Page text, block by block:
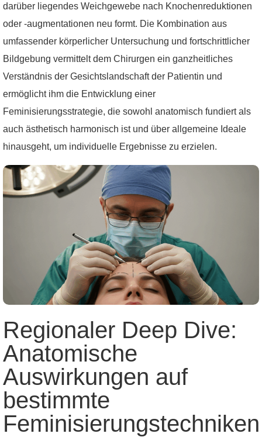
darüber liegendes Weichgewebe nach Knochenreduktionen
oder -augmentationen neu formt. Die Kombination aus
umfassender körperlicher Untersuchung und fortschrittlicher
Bildgebung vermittelt dem Chirurgen ein ganzheitliches
Verständnis der Gesichtslandschaft der Patientin und
ermöglicht ihm die Entwicklung einer
Feminisierungsstrategie, die sowohl anatomisch fundiert als
auch ästhetisch harmonisch ist und über allgemeine Ideale
hinausgeht, um individuelle Ergebnisse zu erzielen.
Regionaler Deep Dive:
Anatomische
Auswirkungen auf
bestimmte
Feminisierungstechniken